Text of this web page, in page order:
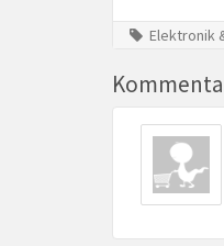
Elektronik